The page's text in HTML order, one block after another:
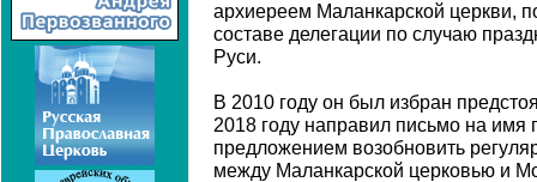
архиереем Маланкарской церкви,
составе делегации по случаю
Руси.
В 2010 году он был избран
2018 году направил письмо на имя
предложением возобновить
между Маланкарской церковью и